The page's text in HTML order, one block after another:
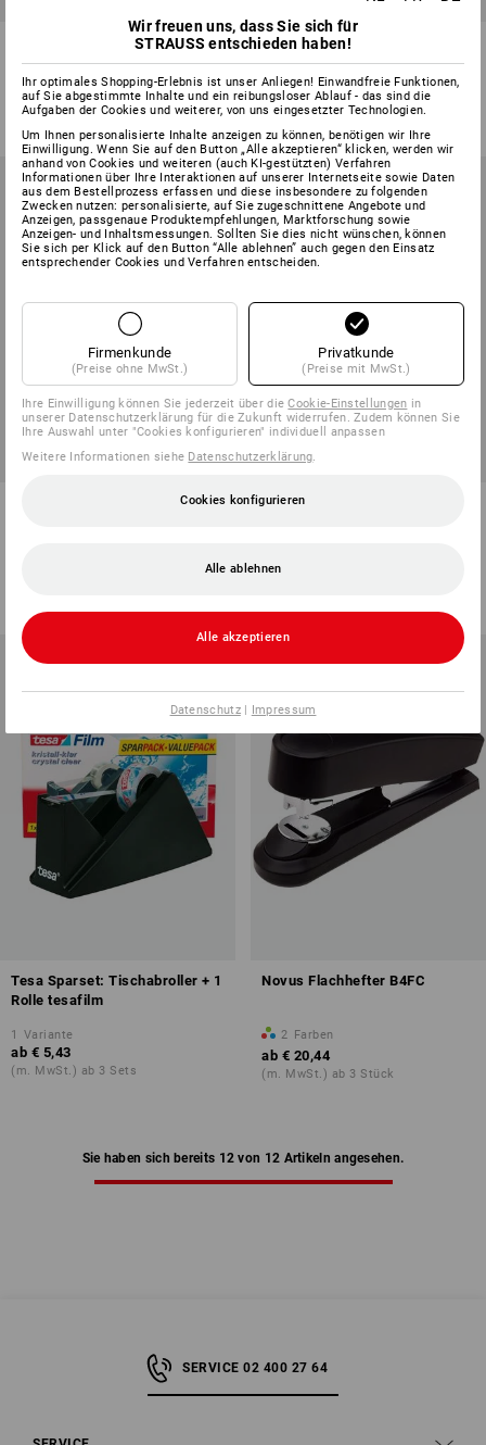
Novus Heftklammern
Varianten
ab € 0,29
(m. MwSt.) ab 3 Pack
Alco Gummiringe
1 Variante
ab € 8,82
(m. MwSt.) ab 3 Pack
tesa Klebefilm, matt-unsichtbar
(m. MwSt.) ab 10 Stück
Tesa Handabroller easy cut
ab
Tesa Sparset: Tischabroller + 1
Rolle tesafilm
1 Variante
ab € 5,43
(m. MwSt.) ab 3 Sets
Novus Flachhefter B4FC
2 Farben
ab € 20,44
(m. MwSt.) ab 3 Stück
Sie haben sich bereits 12 von 12 Artikeln angesehen.
SERVICE 02 400 27 64
Wir freuen uns, dass Sie sich für
STRAUSS entschieden haben!
Ihr optimales Shopping-Erlebnis ist unser Anliegen! Einwandfreie Funktionen,
auf Sie abgestimmte Inhalte und ein reibungsloser Ablauf - das sind die
Aufgaben der Cookies und weiterer, von uns eingesetzter Technologien.
Um Ihnen personalisierte Inhalte anzeigen zu können, benötigen wir Ihre
Einwilligung. Wenn Sie auf den Button „Alle akzeptieren“ klicken, werden wir
anhand von Cookies und weiteren (auch KI-gestützten) Verfahren
Informationen über Ihre Interaktionen auf unserer Internetseite sowie Daten
aus dem Bestellprozess erfassen und diese insbesondere zu folgenden
Zwecken nutzen: personalisierte, auf Sie zugeschnittene Angebote und
Anzeigen, passgenaue Produktempfehlungen, Marktforschung sowie
Anzeigen- und Inhaltsmessungen. Sollten Sie dies nicht wünschen, können
Sie sich per Klick auf den Button “Alle ablehnen” auch gegen den Einsatz
entsprechender Cookies und Verfahren entscheiden.
Firmenkunde
(Preise ohne MwSt.)
Privatkunde
(Preise mit MwSt.)
Ihre Einwilligung können Sie jederzeit über dieCookie-Einstellungen in
unserer Datenschutzerklärung für die Zukunft widerrufen. Zudem können Sie
Ihre Auswahl unter "Cookies konfigurieren" individuell anpassen
Weitere Informationen siehe Datenschutzerklärung
Cookies konfigurieren
Alle ablehnen
Alle akzeptieren
Datenschutz| Impressum